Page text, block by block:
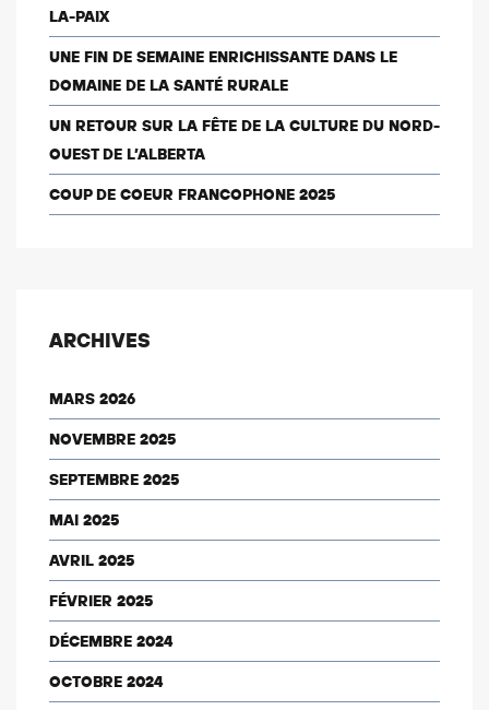
LA-PAIX
UNE FIN DE SEMAINE ENRICHISSANTE DANS LE
DOMAINE DE LA SANTÉ RURALE
UN RETOUR SUR LA FÊTE DE LA CULTURE DU NORD-
OUEST DE L’ALBERTA
COUP DE COEUR FRANCOPHONE 2025
ARCHIVES
MARS 2026
NOVEMBRE 2025
SEPTEMBRE 2025
MAI 2025
AVRIL 2025
FÉVRIER 2025
DÉCEMBRE 2024
OCTOBRE 2024